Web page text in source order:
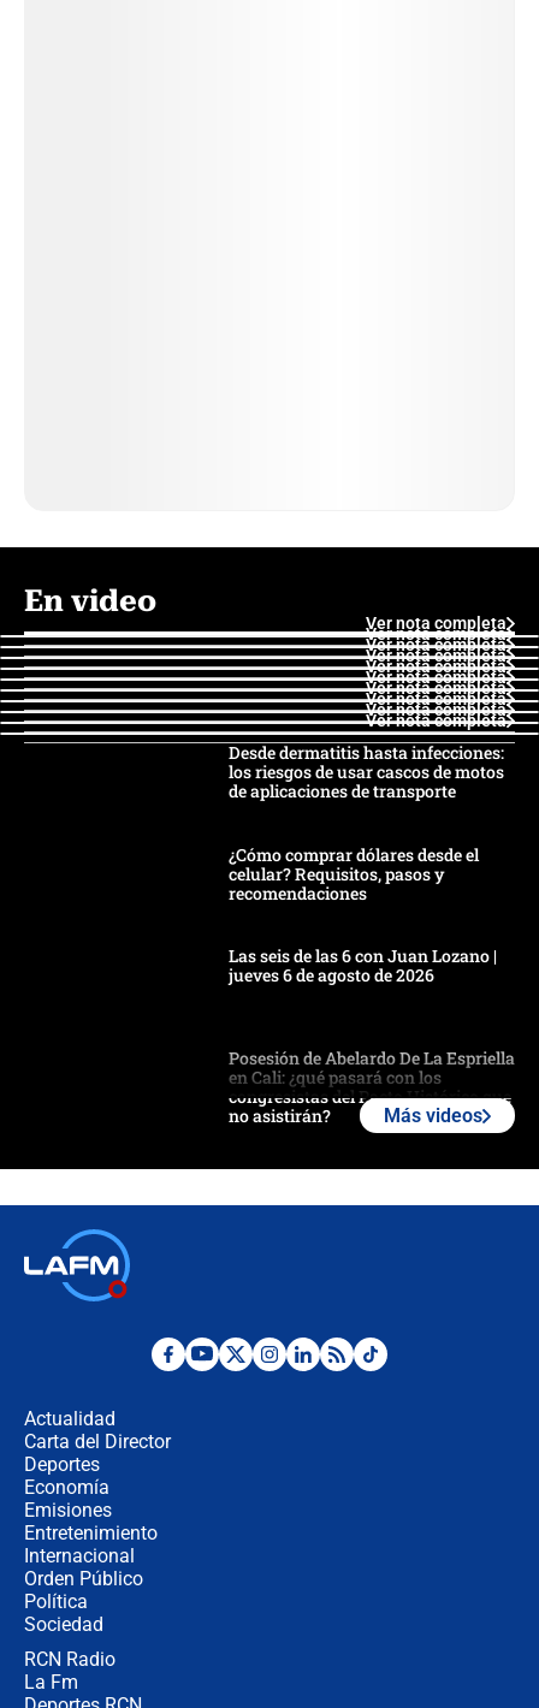
En video
Ver nota completa
Ver nota completa
Ver nota completa
Ver nota completa
Ver nota completa
Ver nota completa
Ver nota completa
Ver nota completa
Ver nota completa
Ver nota completa
Desde dermatitis hasta infecciones:
los riesgos de usar cascos de motos
de aplicaciones de transporte
¿Cómo comprar dólares desde el
celular? Requisitos, pasos y
recomendaciones
Las seis de las 6 con Juan Lozano |
jueves 6 de agosto de 2026
Posesión de Abelardo De La Espriella
en Cali: ¿qué pasará con los
congresistas del Pacto Histórico que
no asistirán?
¿Por qué De la Espriella gobernará
Más videos
Actualidad
Carta del Director
Deportes
Economía
Emisiones
Entretenimiento
Internacional
Orden Público
Política
Sociedad
RCN Radio
La Fm